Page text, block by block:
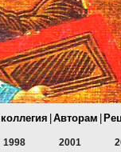
Авторам
1998
2001